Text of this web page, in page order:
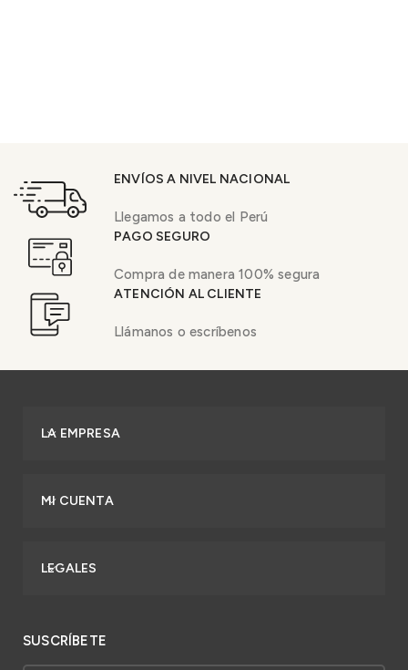
ENVÍOS A NIVEL NACIONAL
Llegamos a todo el Perú
PAGO SEGURO
Compra de manera 100% segura
ATENCIÓN AL CLIENTE
Llámanos o escríbenos
LA EMPRESA
MI CUENTA
LEGALES
SUSCRÍBETE